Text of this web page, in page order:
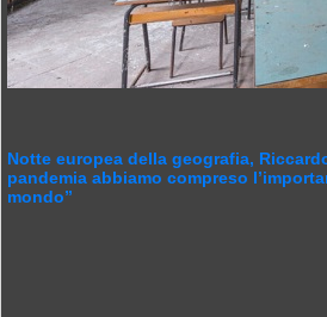
Notte europea della geografia,
pandemia abbiamo compreso
mondo”